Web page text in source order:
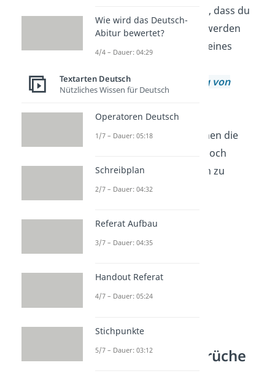
zu sein. Es bedeutet, dass du
liebenundgeliebt
werden
wirst für den Rest deines
—Johann Wolfgang von
„Mit Kindern vergehen die
. Doch
Augenblicke werden zu
Ewigkeiten
Familie ist… Sprüche
Wie wird das Deutsch-
Abitur bewertet?
4/4 – Dauer: 04:29
Textarten Deutsch
Nützliches Wissen für Deutsch
Operatoren Deutsch
1/7 – Dauer: 05:18
Schreibplan
2/7 – Dauer: 04:32
Referat Aufbau
3/7 – Dauer: 04:35
Handout Referat
4/7 – Dauer: 05:24
Stichpunkte
5/7 – Dauer: 03:12